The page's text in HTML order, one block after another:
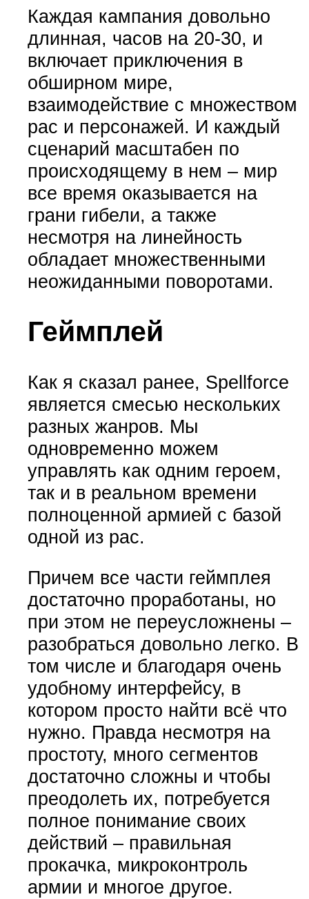
Каждая кампания довольно
длинная, часов на 20-30, и
включает приключения в
обширном мире,
взаимодействие с множеством
рас и персонажей. И каждый
сценарий масштабен по
происходящему в нем – мир
все время оказывается на
грани гибели, а также
несмотря на линейность
обладает множественными
неожиданными поворотами.
Геймплей
Как я сказал ранее, Spellforce
является смесью нескольких
разных жанров. Мы
одновременно можем
управлять как одним героем,
так и в реальном времени
полноценной армией с базой
одной из рас.
Причем все части геймплея
достаточно проработаны, но
при этом не переусложнены –
разобраться довольно легко. В
том числе и благодаря очень
удобному интерфейсу, в
котором просто найти всё что
нужно. Правда несмотря на
простоту, много сегментов
достаточно сложны и чтобы
преодолеть их, потребуется
полное понимание своих
действий – правильная
прокачка, микроконтроль
армии и многое другое.